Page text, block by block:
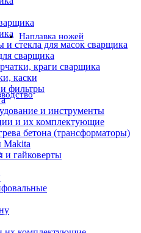
Наплавка ножей
и стекла для масок сварщика
сварщика
краги сварщика
каски
фильтры
и инструменты
и их комплектующие
бетона (трансформаторы)
Makita
гайковерты